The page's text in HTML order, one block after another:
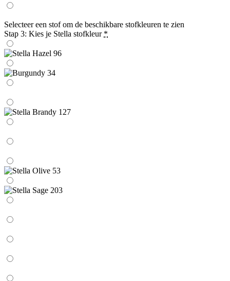
Selecteer een stof om de beschikbare stofkleuren te zien
Stap 3: Kies je Stella stofkleur *